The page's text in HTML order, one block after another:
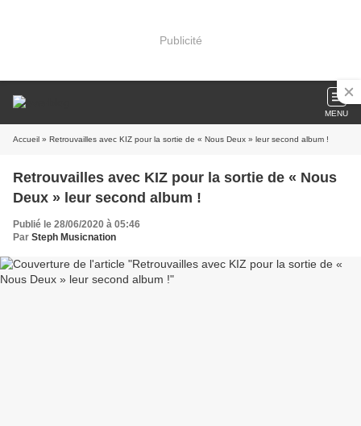
Publicité
MENU
Accueil » Retrouvailles avec KIZ pour la sortie de « Nous Deux » leur second album !
Retrouvailles avec KIZ pour la sortie de « Nous
Deux » leur second album !
Publié le 28/06/2020 à 05:46
Par Steph Musicnation